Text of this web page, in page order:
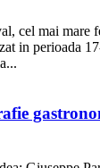
cel mai mare
in perioada